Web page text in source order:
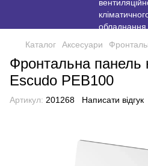
Каталог Аксесуари
Фронтальна панель
Escudo PEB100
Артикул: 201268 Написати відгук